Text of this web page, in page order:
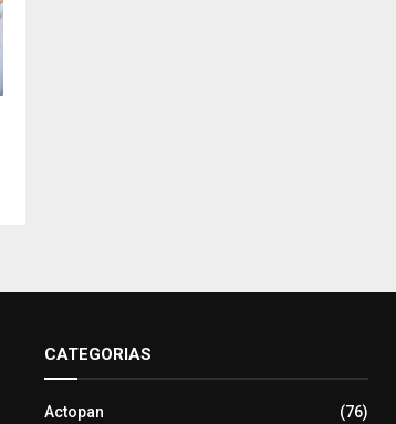
CATEGORIAS
Actopan
(76)